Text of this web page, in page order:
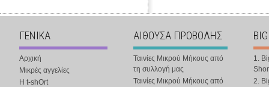
ΓΕΝΙΚΑ
Αρχική
Μικρές αγγελίες
Η t-shOrt
ΑΙΘΟΥΣΑ ΠΡΟΒΟΛΗΣ
Ταινίες Μικρού Μήκους από
τη συλλογή μας
Ταινίες Μικρού Μήκους από
1.
2.